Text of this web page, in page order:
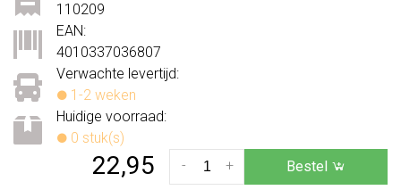
Verwachte levertijd:
1-2 weken
Huidige voorraad:
0 stuk(s)
110209
EAN:
4010337036807
22,95 +
- Bestel